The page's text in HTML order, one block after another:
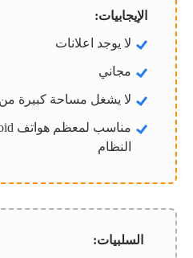
الإيجابيات:
لا يوجد اعلانات
مجاني
لا يشغل مساحة كبيرة من
النظام
السلبيات: